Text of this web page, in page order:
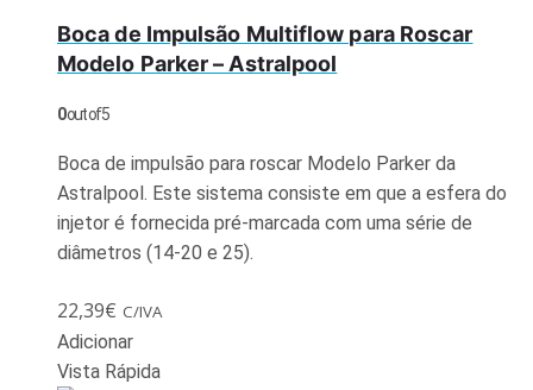
Boca de Impulsão Multiflow para Roscar
Modelo Parker – Astralpool
0out of 5
Boca de impulsão para roscar Modelo Parker da
Astralpool. Este sistema consiste em que a esfera do
injetor é fornecida pré-marcada com uma série de
diâmetros (14-20 e 25).
22,39€ C/IVA
Adicionar
Vista Rápida